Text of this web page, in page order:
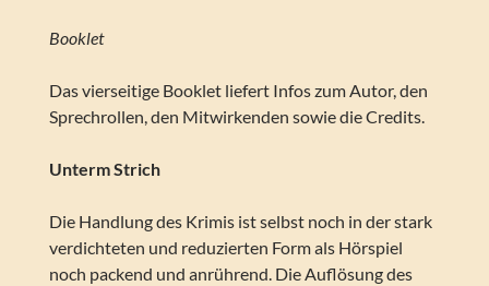
Booklet
Das vierseitige Booklet liefert Infos zum Autor, den
Sprechrollen, den Mitwirkenden sowie die Credits.
Unterm Strich
Die Handlung des Krimis ist selbst noch in der stark
verdichteten und reduzierten Form als Hörspiel
noch packend und anrührend. Die Auflösung des